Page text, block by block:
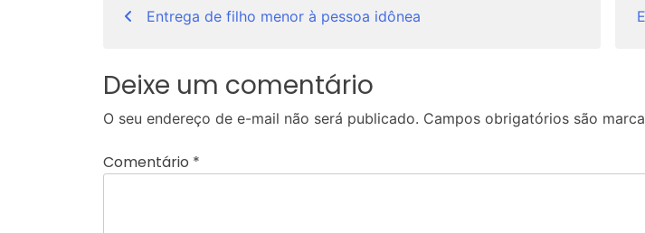
de
Post
Entrega de filho menor à pessoa idônea
Deixe um comentário
O seu endereço de e-mail não será publicado. Campos obrigatórios são
Comentário *